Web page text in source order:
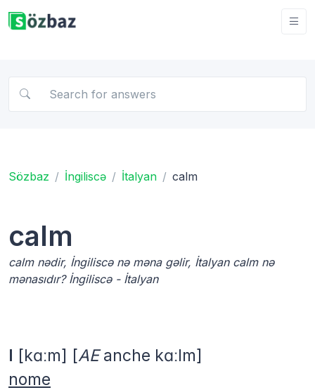
Sözbaz İngiliscə İtalyan calm
calm
calm nədir, İngiliscə nə məna gəlir, İtalyan calm nə
mənasıdır? İngiliscə - İtalyan
I [kɑːm] [AEanche kɑːlm]
nome